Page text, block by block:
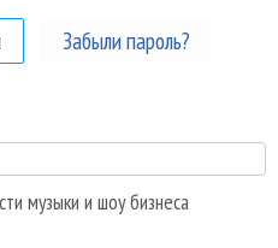
(активная вкладка)
Забыли пароль?
музыки и шоу бизнеса